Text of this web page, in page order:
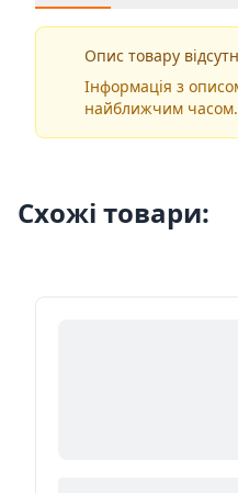
Опис товару
Інформація з
найближчим часом.
Схожі товари: